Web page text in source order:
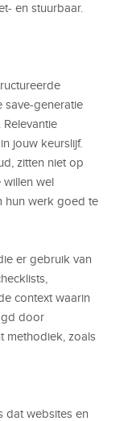
en stuurbaar.
save-generatie
jouw keurslijf.
zitten niet op
willen wel
hun werk goed te
er gebruik van
context waarin
door
methodiek, zoals
dat websites en